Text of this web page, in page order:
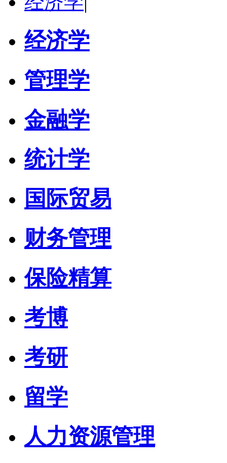
经济学
管理学
金融学
统计学
国际贸易
财务管理
保险精算
考博
考研
留学
人力资源管理